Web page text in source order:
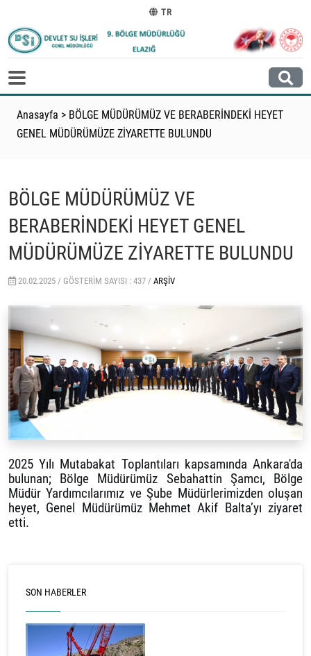
TR
Anasayfa > BÖLGE MÜDÜRÜMÜZ VE BERABERİNDEKİ HEYET
GENEL MÜDÜRÜMÜZE ZİYARETTE BULUNDU
BÖLGE MÜDÜRÜMÜZ VE
BERABERİNDEKİ HEYET GENEL
MÜDÜRÜMÜZE ZİYARETTE BULUNDU
20.02.2025 / GÖSTERIM SAYISI : 437 / ARŞIV
2025 Yılı Mutabakat Toplantıları kapsamında Ankara'da
bulunan; Bölge Müdürümüz Sebahattin Şamcı, Bölge
Müdür Yardımcılarımız ve Şube Müdürlerimizden oluşan
heyet, Genel Müdürümüz Mehmet Akif Balta’yı ziyaret
etti.
SON HABERLER